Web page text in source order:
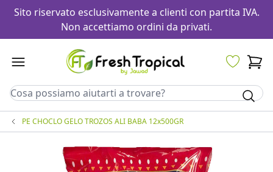
Sito riservato esclusivamente a clienti con partita IVA.
Non accettiamo ordini da privati.
PE CHOCLO GELO TROZOS ALI BABA 12x500GR